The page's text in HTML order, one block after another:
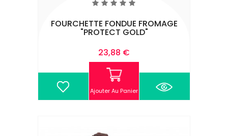
FOURCHETTE FONDUE FROMAGE
"PROTECT GOLD"
Prix
23,88 €
Ajouter Au Panier